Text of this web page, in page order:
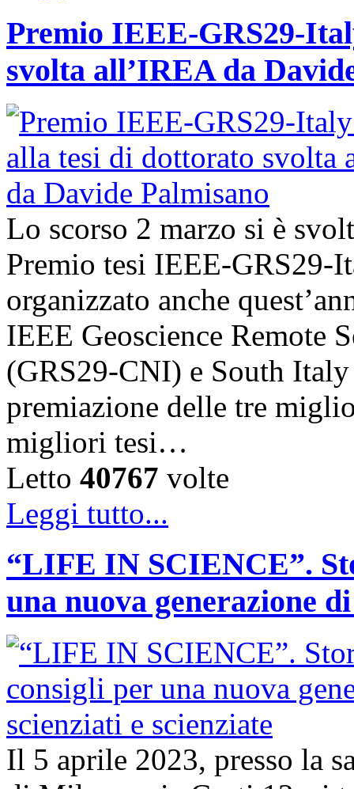
Premio IEEE-GRS29-
svolta all’IREA da
Lo scorso 2 marzo si è
Premio tesi IEEE-GRS29-
organizzato anche
IEEE Geoscience Remote
(GRS29-CNI) e South
premiazione delle tre
migliori tesi…
Letto 40767 volte
Leggi tutto...
“LIFE IN SCIENCE”.
una nuova generazione
Il 5 aprile 2023, presso la